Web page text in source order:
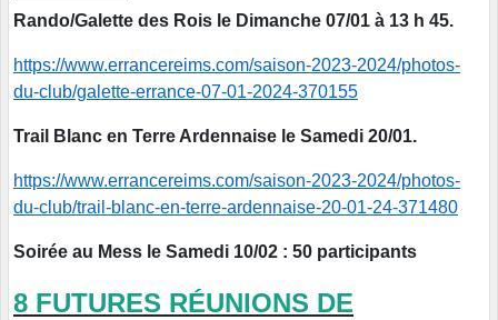
Rando/Galette des Rois le Dimanche 07/01 à 13 h 45.
https://www.errancereims.com/saison-2023-2024/photos-
du-club/galette-errance-07-01-2024-370155
Trail Blanc en Terre Ardennaise le Samedi 20/01.
https://www.errancereims.com/saison-2023-2024/photos-
du-club/trail-blanc-en-terre-ardennaise-20-01-24-371480
Soirée au Mess le Samedi 10/02 : 50 participants
8 FUTURES RÉUNIONS DE